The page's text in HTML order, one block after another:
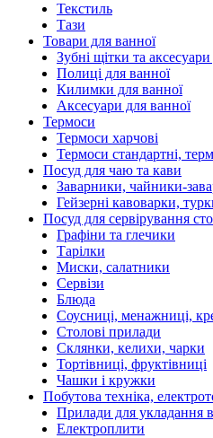
Текстиль
Тази
Товари для ванної
Зубні щітки та
Полиці для ванної
Килимки для ванної
Аксесуари для ванної
Термоси
Термоси харчові
Термоси стандартні,
Посуд для чаю та кави
Заварники, чайники-
Гейзерні кавоварки,
Посуд для сервірування
Графіни та глечики
Тарілки
Миски, салатники
Сервізи
Блюда
Соусниці, менажниці,
Столові прилади
Склянки, келихи, чарки
Тортівниці, фруктівниці
Чашки і кружки
Побутова техніка,
Прилади для укладання
Електроплити